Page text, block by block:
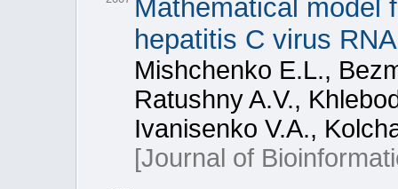
Mathematical model
hepatitis C virus
Mishchenko E.L.,
Ratushny A.V.,
Ivanisenko V.A.,
[Journal of